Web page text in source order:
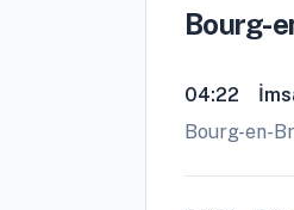
Bourg-
04:22
Bourg-en-